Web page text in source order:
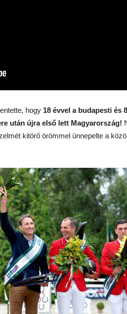
hogy 18 évvel a budapesti és
után újra első lett Magyarország!
kitörő örömmel ünnepelte a